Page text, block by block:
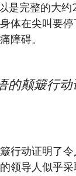
是完整的大约
体在尖叫要
障碍。
的颠簸行
行动证明了
领导人似乎采